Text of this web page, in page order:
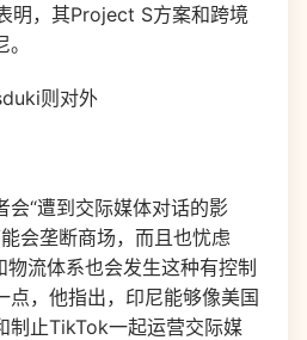
明，其Project S方案和跨境
则对外
会“遭到交际媒体对话的影
会垄断商场，而且也忧虑
流体系也会发生这种有控制
点，他指出，印尼能够像美国
制止TikTok一起运营交际媒